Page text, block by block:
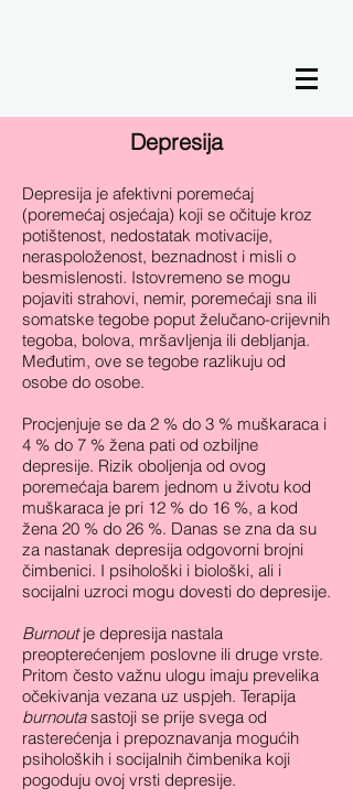
Depresija
Depresija je afektivni poremećaj
(poremećaj osjećaja) koji se očituje kroz
potištenost, nedostatak motivacije,
neraspoloženost, beznadnost i misli o
besmislenosti. Istovremeno se mogu
pojaviti strahovi, nemir, poremećaji sna ili
somatske tegobe poput želučano-crijevnih
tegoba, bolova, mršavljenja ili debljanja.
Međutim, ove se tegobe razlikuju od
osobe do osobe.
Procjenjuje se da 2 % do 3 % muškaraca i
4 % do 7 % žena pati od ozbiljne
depresije. Rizik oboljenja od ovog
poremećaja barem jednom u životu kod
muškaraca je pri 12 % do 16 %, a kod
žena 20 % do 26 %. Danas se zna da su
za nastanak depresija odgovorni brojni
čimbenici. I psihološki i biološki, ali i
socijalni uzroci mogu dovesti do depresije.
Burnoutje depresija nastala
preopterećenjem poslovne ili druge vrste.
Pritom često važnu ulogu imaju prevelika
očekivanja vezana uz uspjeh. Terapija
burnoutasastoji se prije svega od
rasterećenja i prepoznavanja mogućih
psiholoških i socijalnih čimbenika koji
pogoduju ovoj vrsti depresije.